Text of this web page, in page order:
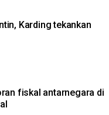
Karding tekankan
fiskal antarnegara di